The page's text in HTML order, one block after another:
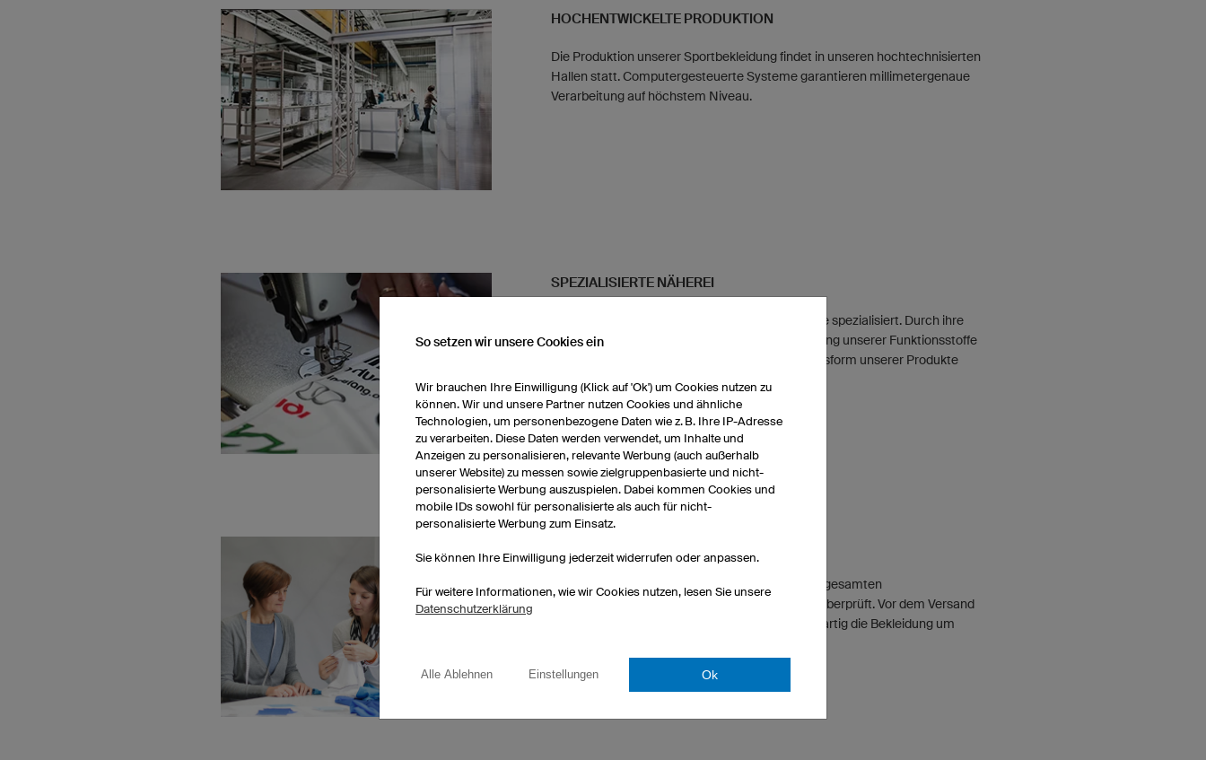
HOCHENTWICKELTE PRODUKTION
Die Produktion unserer Sportbekleidung findet in unseren hochtechnisierten
Hallen statt. Computergesteuerte Systeme garantieren millimetergenaue
Verarbeitung auf höchstem Niveau.
SPEZIALISIERTE NÄHEREI
Unsere Näherinnen sind auf individuelle Produkte spezialisiert. Durch ihre
Expertise können wir die einwandfreie Verarbeitung unserer Funktionsstoffe
sowie die hohe Qualität und gleichbleibende Passform unserer Produkte
Die Qualität unserer Produkte wird während des gesamten
Fertigungsprozesses an verschiedenen Stellen überprüft. Vor dem Versand
vermessen Schneidermeisterinnen stichprobenartig die Bekleidung um
So setzen wir unsere Cookies ein
Wir brauchen Ihre Einwilligung (Klick auf 'Ok') um Cookies nutzen zu
können. Wir und unsere Partner nutzen Cookies und ähnliche
Technologien, um personenbezogene Daten wie z. B. Ihre IP-Adresse
zu verarbeiten. Diese Daten werden verwendet, um Inhalte und
Anzeigen zu personalisieren, relevante Werbung (auch außerhalb
unserer Website) zu messen sowie zielgruppenbasierte und nicht-
personalisierte Werbung auszuspielen. Dabei kommen Cookies und
mobile IDs sowohl für personalisierte als auch für nicht-
personalisierte Werbung zum Einsatz.
Sie können Ihre Einwilligung jederzeit widerrufen oder anpassen.
Für weitere Informationen, wie wir Cookies nutzen, lesen Sie unsere
Datenschutzerklärung
Alle Ablehnen Einstellungen Ok